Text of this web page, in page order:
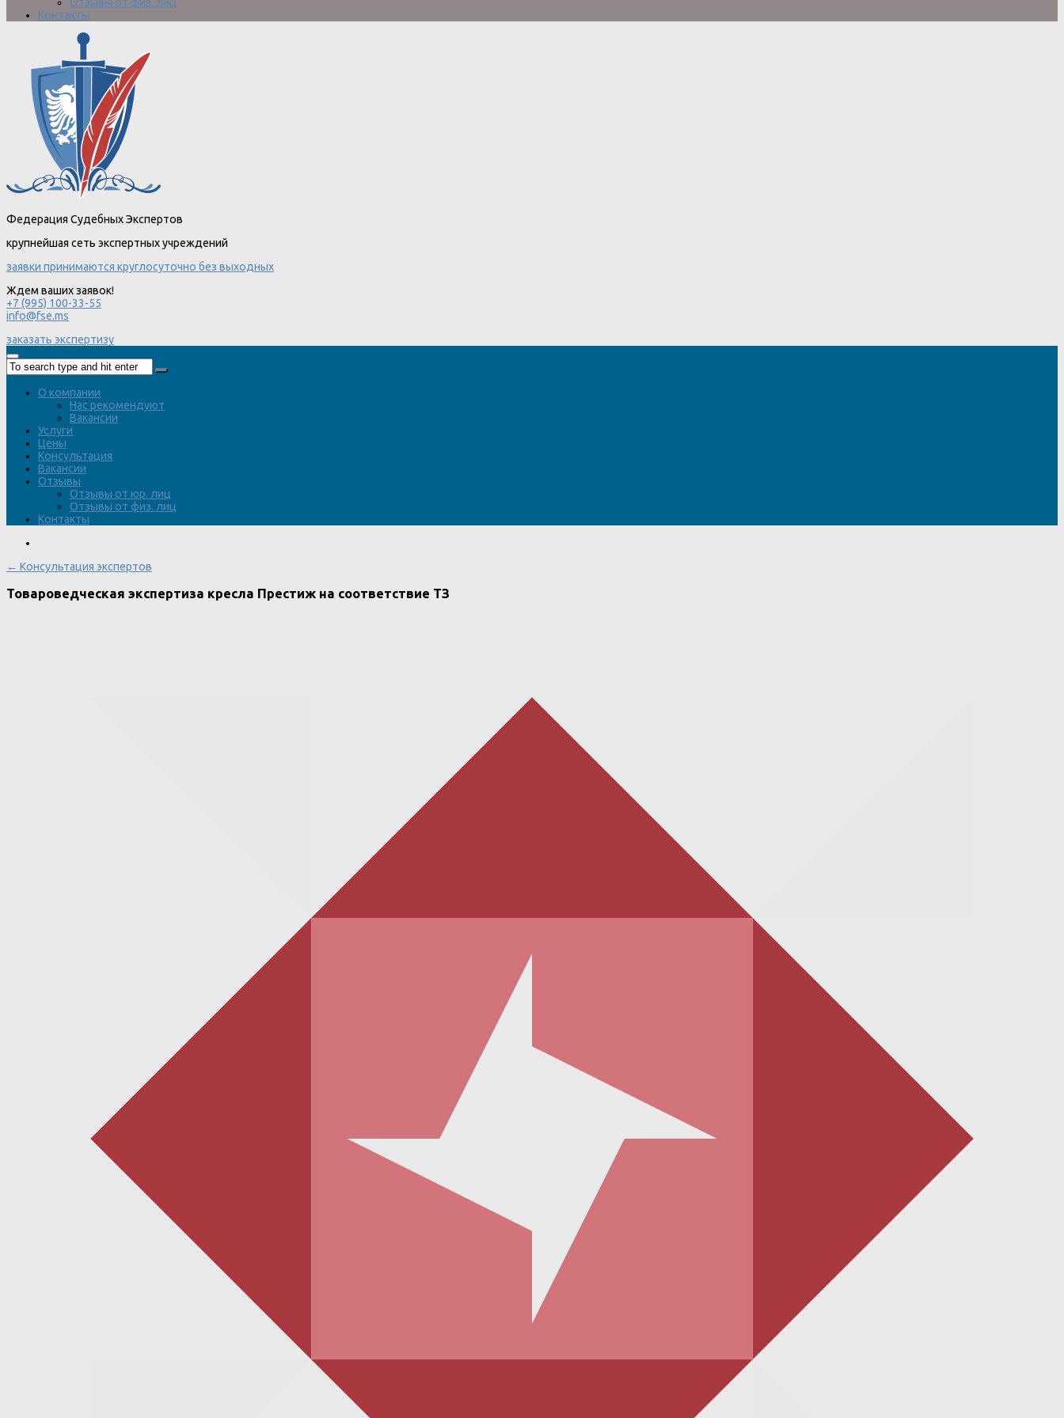
Отзывы от физ. лиц
Контакты
Федерация Судебных Экспертов
крупнейшая сеть экспертных учреждений
заявки принимаются круглосуточно без выходных
Ждем ваших заявок!
+7 (995) 100-33-55
info@fse.ms
заказать экспертизу
О компании
Нас рекомендуют
Вакансии
Услуги
Цены
Консультация
Вакансии
Отзывы
Отзывы от юр. лиц
Отзывы от физ. лиц
Контакты
← Консультация экспертов
Товароведческая экспертиза кресла Престиж на соответствие ТЗ